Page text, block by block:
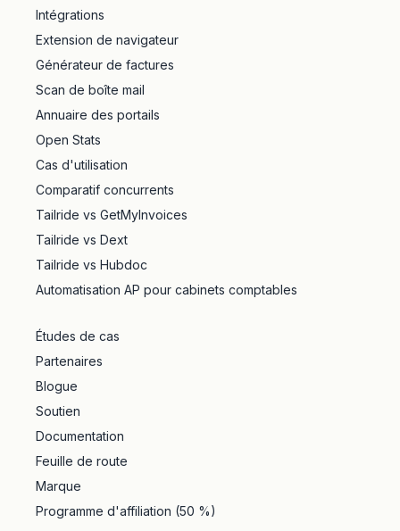
Intégrations
Extension de navigateur
Générateur de factures
Scan de boîte mail
Annuaire des portails
Open Stats
Cas d'utilisation
Comparatif concurrents
Tailride vs GetMyInvoices
Tailride vs Dext
Tailride vs Hubdoc
Automatisation AP pour cabinets comptables
Études de cas
Partenaires
Blogue
Soutien
Documentation
Feuille de route
Marque
Programme d'affiliation (50 %)